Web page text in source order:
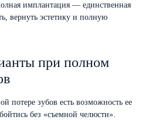
имплантация — единственная
вернуть эстетику и полную
при полном
потере зубов есть возможность ее
без «съемной челюсти».